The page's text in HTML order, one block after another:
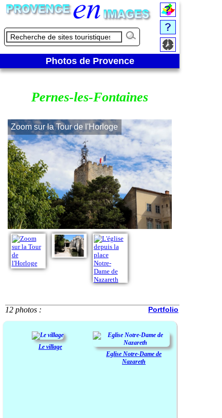
Photos de Provence
Pernes-les-Fontaines
Zoom sur la Tour de l'Horloge
12 photos : Portfolio
Le village
Eglise Notre-Dame de
Nazareth